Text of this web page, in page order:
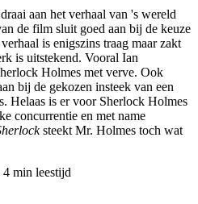
aan het verhaal van 's wereld
de film sluit goed aan bij de keuze
is enigszins traag maar zakt
is uitstekend. Vooral Ian
Holmes met verve. Ook
bij de gekozen insteek van een
Helaas is er voor Sherlock Holmes
concurrentie en met name
steekt Mr. Holmes toch wat
4 min leestijd